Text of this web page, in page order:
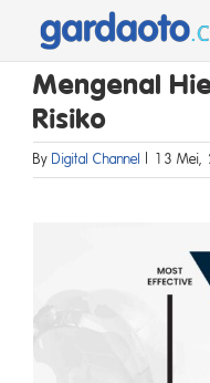
content
Mengenal
Risiko
By Digital Channel | 13 Mei,